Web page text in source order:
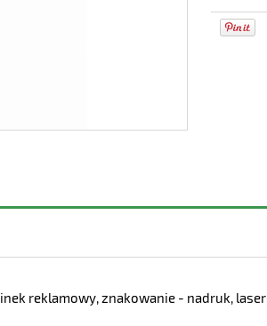
reklamowy, znakowanie - nadruk, laser